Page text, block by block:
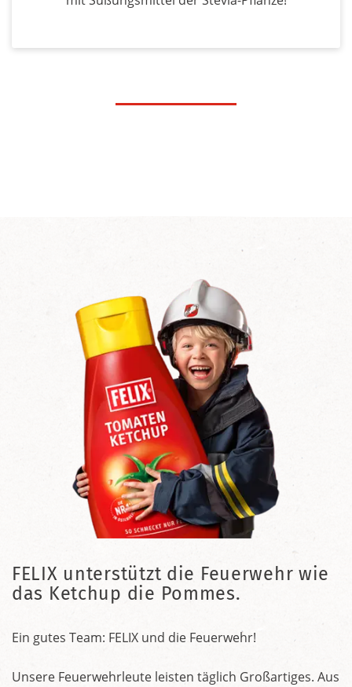
FELIX unterstützt die Feuerwehr wie
das Ketchup die Pommes.
Ein gutes Team: FELIX und die Feuerwehr!
Unsere Feuerwehrleute leisten täglich Großartiges. Aus